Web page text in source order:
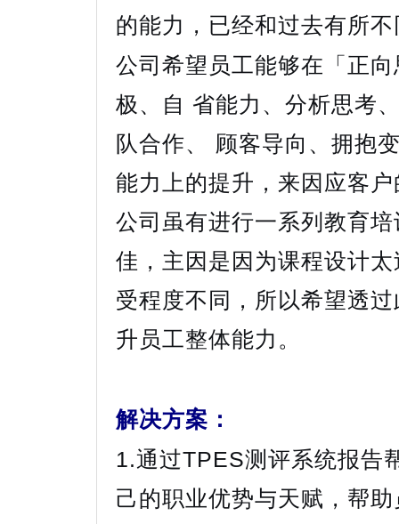
的能力，已经和过去有所
公司希望员工能够在「正
极、自 省能力、分析思考
队合作、 顾客导向、拥抱
能力上的提升，来因应客
公司虽有进行一系列教育
佳，主因是因为课程设计
受程度不同，所以希望透
升员工整体能力。
解决方案：
1.通过TPES测评系统报告
己的职业优势与天赋，帮